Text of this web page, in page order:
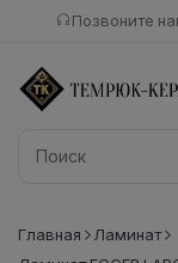
Позвоните
Главная
Ламинат